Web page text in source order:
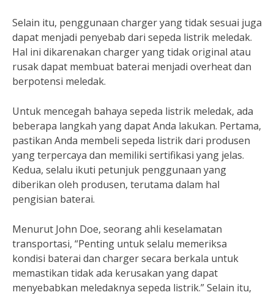
Selain itu, penggunaan charger yang tidak sesuai juga
dapat menjadi penyebab dari sepeda listrik meledak.
Hal ini dikarenakan charger yang tidak original atau
rusak dapat membuat baterai menjadi overheat dan
berpotensi meledak.
Untuk mencegah bahaya sepeda listrik meledak, ada
beberapa langkah yang dapat Anda lakukan. Pertama,
pastikan Anda membeli sepeda listrik dari produsen
yang terpercaya dan memiliki sertifikasi yang jelas.
Kedua, selalu ikuti petunjuk penggunaan yang
diberikan oleh produsen, terutama dalam hal
pengisian baterai.
Menurut John Doe, seorang ahli keselamatan
transportasi, “Penting untuk selalu memeriksa
kondisi baterai dan charger secara berkala untuk
memastikan tidak ada kerusakan yang dapat
menyebabkan meledaknya sepeda listrik.” Selain itu,